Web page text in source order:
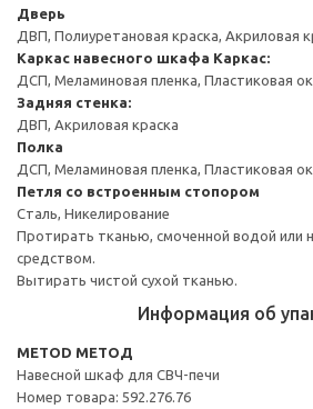
Дверь
ДВП, Полиуретановая краска, Акриловая
Каркас навесного шкафа Каркас:
ДСП, Меламиновая пленка, Пластиковая
Задняя стенка:
ДВП, Акриловая краска
Полка
ДСП, Меламиновая пленка, Пластиковая
Петля со встроенным стопором
Сталь, Никелирование
Протирать тканью, смоченной водой
средством.
Вытирать чистой сухой тканью.
Информация об
METOD МЕТОД
Навесной шкаф для СВЧ-печи
Номер товара: 592.276.76